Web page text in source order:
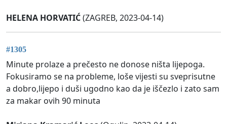
HELENA HORVATIĆ(ZAGREB, 2023-04-14)
#1305
Minute prolaze a prečesto ne donose ništa lijepoga.
Fokusiramo se na probleme, loše vijesti su sveprisutne
a dobro,lijepo i duši ugodno kao da je iščezlo i zato sam
za makar ovih 90 minuta